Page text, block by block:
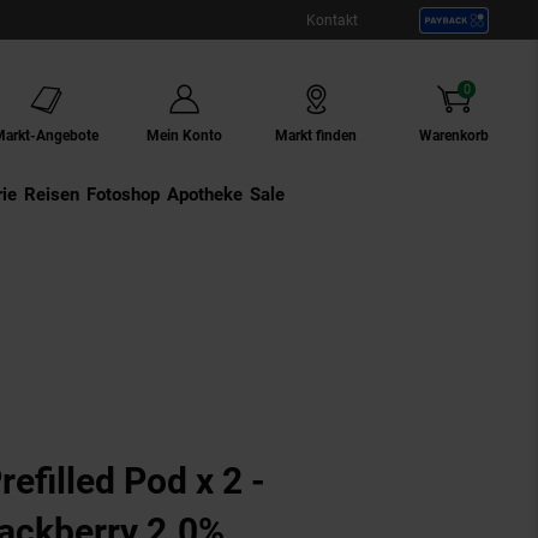
Kontakt
Angebote Mein Konto Markt finden Warenkorb
0
Artikel
Externer Link:
Reisen Externer Link:
Fotoshop Externer Link:
Apotheke Sale
Pod x 2 -